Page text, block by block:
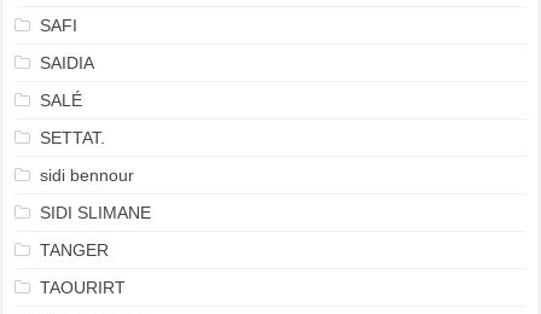
SAFI
SAIDIA
SALÉ
SETTAT.
sidi bennour
SIDI SLIMANE
TANGER
TAOURIRT